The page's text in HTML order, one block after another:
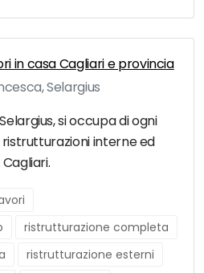
in casa Cagliari e provincia
Selargius
si occupa di ogni
interne ed
ristrutturazione completa
ristrutturazione esterni